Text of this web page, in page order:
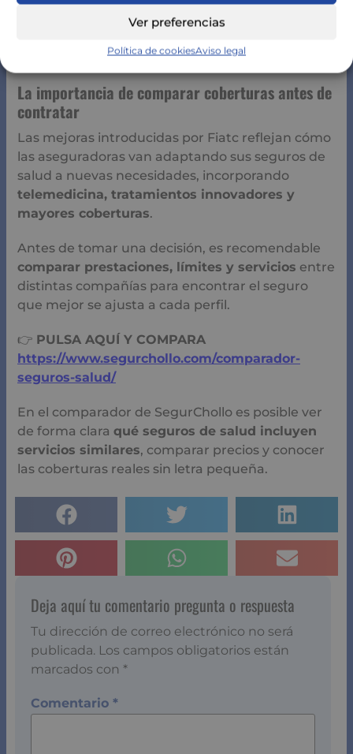
Ver preferencias
Política de cookiesAviso legal
provincia de Barcelona
sanidad privada y apoyar a su red de mediación.
La importancia de comparar coberturas antes de
contratar
Las mejoras introducidas por Fiatc reflejan cómo
las aseguradoras van adaptando sus seguros de
salud a nuevas necesidades, incorporando
telemedicina, tratamientos innovadores y
mayores coberturas.
Antes de tomar una decisión, es recomendable
comparar prestaciones, límites y servicios entre
distintas compañías para encontrar el seguro
que mejor se ajusta a cada perfil.
👉 PULSA AQUÍ Y COMPARA
https://www.segurchollo.com/comparador-
seguros-salud/
En el comparador de SegurChollo es posible ver
de forma clara qué seguros de salud incluyen
servicios similares, comparar precios y conocer
las coberturas reales sin letra pequeña.
Deja aquí tu comentario pregunta o respuesta
Tu dirección de correo electrónico no será
publicada. Los campos obligatorios están
marcados con *
Comentario *